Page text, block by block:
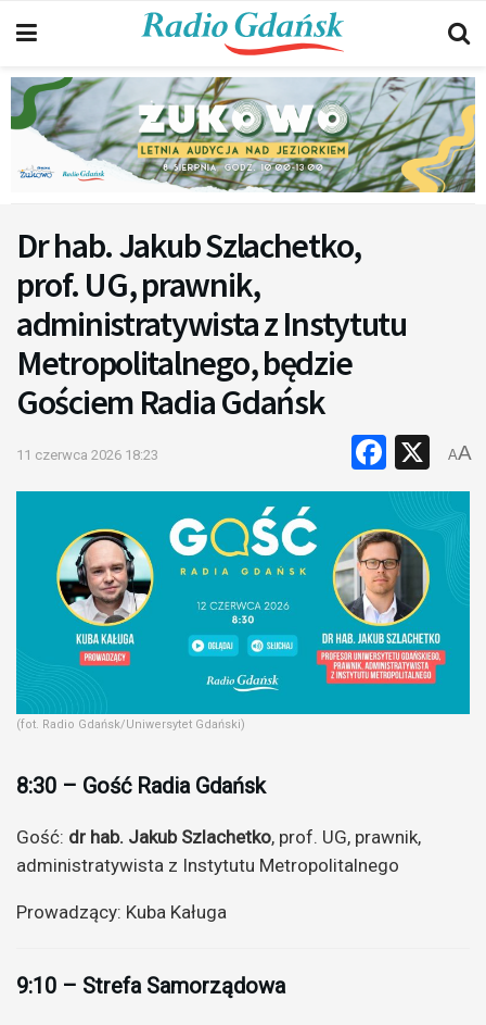
Dr hab. Jakub Szlachetko,
prof. UG, prawnik,
administratywista z Instytutu
Metropolitalnego, będzie
Gościem Radia Gdańsk
11 czerwca 2026 18:23 X
AA
(fot. Radio Gdańsk/Uniwersytet Gdański)
8:30 – Gość Radia Gdańsk
Gość: dr hab. Jakub Szlachetko, prof. UG, prawnik,
administratywista z Instytutu Metropolitalnego
Prowadzący: Kuba Kaługa
9:10 – Strefa Samorządowa